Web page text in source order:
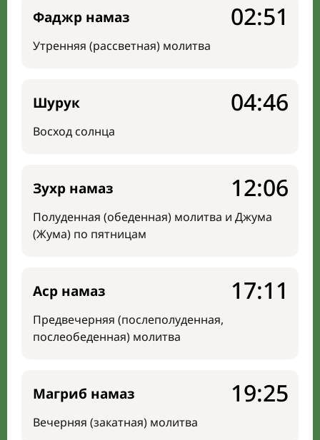
Фаджр намаз
Утренняя (рассветная) молитва
02:51
Шурук
Восход солнца
04:46
Зухр намаз
Полуденная (обеденная) молитва и Джума
(Жума) по пятницам
12:06
Аср намаз
Предвечерняя (послеполуденная,
послеобеденная) молитва
17:11
Магриб намаз
Вечерняя (закатная) молитва
19:25